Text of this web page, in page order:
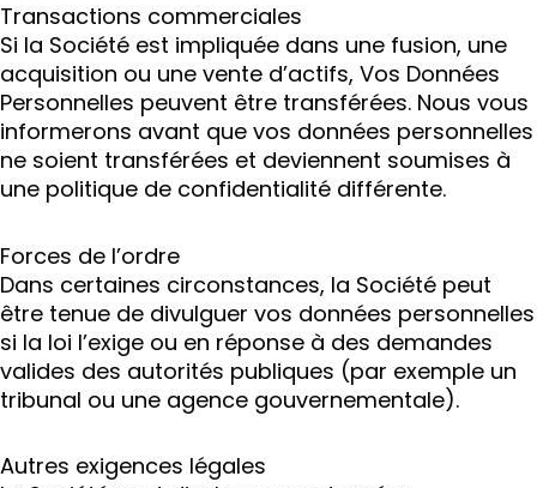
Transactions commerciales
Si la Société est impliquée dans une fusion, une
acquisition ou une vente d’actifs, Vos Données
Personnelles peuvent être transférées. Nous vous
informerons avant que vos données personnelles
ne soient transférées et deviennent soumises à
une politique de confidentialité différente.
Forces de l’ordre
Dans certaines circonstances, la Société peut
être tenue de divulguer vos données personnelles
si la loi l’exige ou en réponse à des demandes
valides des autorités publiques (par exemple un
tribunal ou une agence gouvernementale).
Autres exigences légales